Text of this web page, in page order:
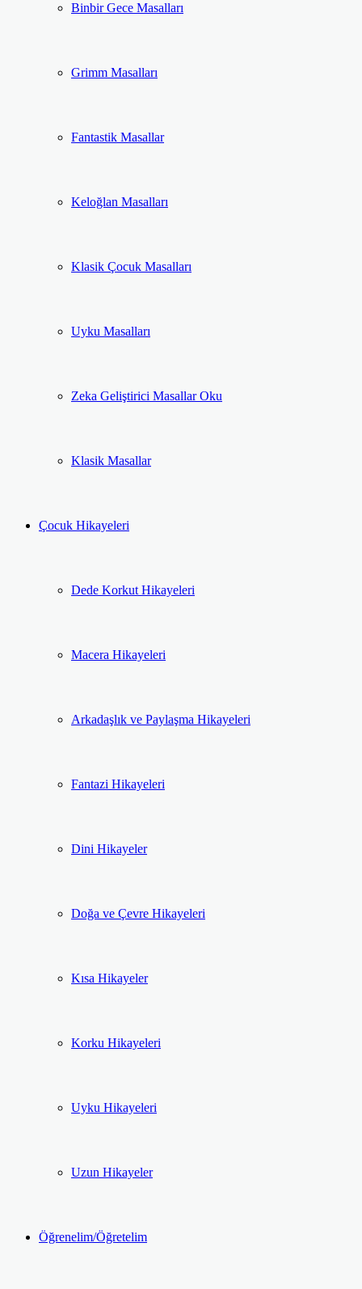
Binbir Gece Masalları
Grimm Masalları
Fantastik Masallar
Keloğlan Masalları
Klasik Çocuk Masalları
Uyku Masalları
Zeka Geliştirici Masallar Oku
Klasik Masallar
Çocuk Hikayeleri
Dede Korkut Hikayeleri
Macera Hikayeleri
Arkadaşlık ve Paylaşma Hikayeleri
Fantazi Hikayeleri
Dini Hikayeler
Doğa ve Çevre Hikayeleri
Kısa Hikayeler
Korku Hikayeleri
Uyku Hikayeleri
Uzun Hikayeler
Öğrenelim/Öğretelim